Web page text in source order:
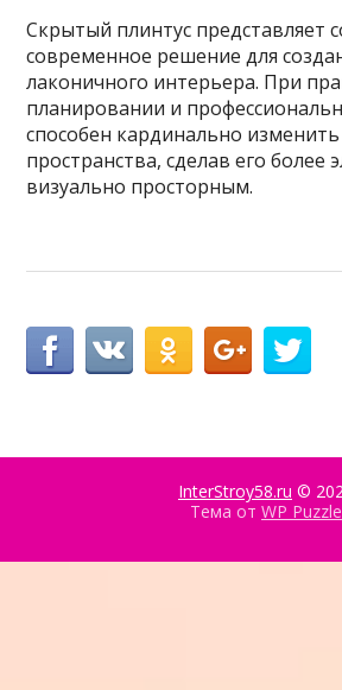
Скрытый плинтус представляет
современное решение для
лаконичного интерьера. При
планировании и
способен кардинально
пространства, сделав его более
визуально просторным.
InterStroy58.ru ©
Тема от WP Puzzle